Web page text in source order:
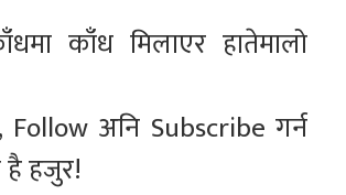
काँध मिलाएर हातेमालो
Follow अनि Subscribe गर्न
है हजुर!